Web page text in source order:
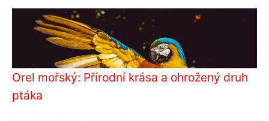
Orel mořský: Přírodní krása a ohrožený druh
ptáka